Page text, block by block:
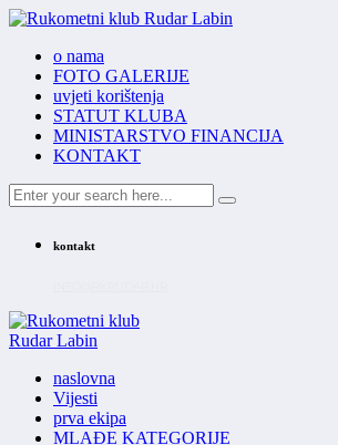
o nama
FOTO GALERIJE
uvjeti korištenja
STATUT KLUBA
MINISTARSTVO FINANCIJA
KONTAKT
kontakt
naslovna
Vijesti
prva ekipa
MLAĐE KATEGORIJE